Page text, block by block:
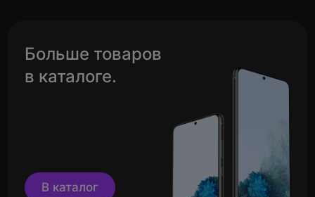
Больше товаров
в каталоге.
В каталог